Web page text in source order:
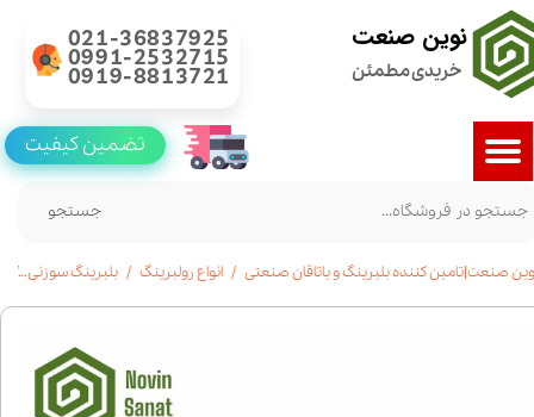
نوین صنعت
خریدی مطمئن
021-36837925
0991-2532715
0919-8813721
جستجو
تضمین کیفیت
صنعت|تامین کننده بلبرینگ و یاتاقان صنعتی انواع رولبرینگ بلبرینگ سوزنی